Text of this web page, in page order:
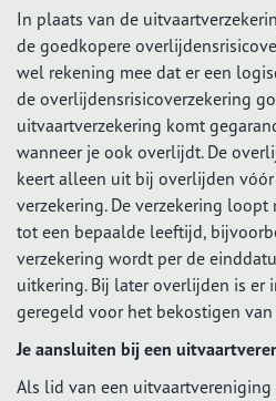
In plaats van de
de goedkopere
wel rekening mee dat er een
de overlijdensrisicoverzekering
uitvaartverzekering komt
wanneer je ook overlijdt. De
keert alleen uit bij overlijden
verzekering. De verzekering
tot een bepaalde leeftijd,
verzekering wordt per de
uitkering. Bij later overlijden is er
geregeld voor het bekostigen
Je aansluiten bij een
Als lid van een